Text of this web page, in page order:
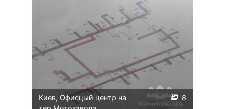
8
Киев, Офисцый центр на